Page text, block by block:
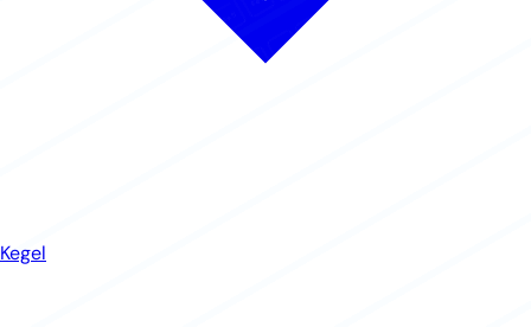
Kegel